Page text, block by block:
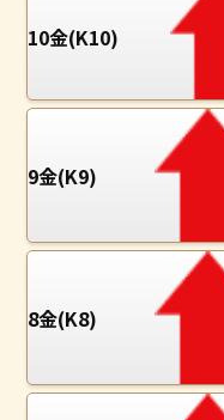
10金(K10)
9金(K9)
8金(K8)